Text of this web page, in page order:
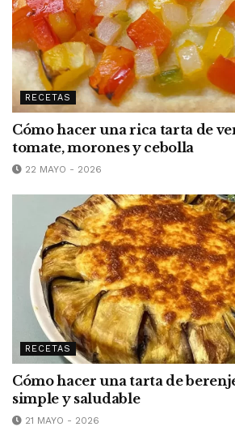
RECETAS
Cómo hacer una rica tarta de
tomate, morones y cebolla
22 MAYO - 2026
RECETAS
Cómo hacer una tarta de
simple y saludable
21 MAYO - 2026